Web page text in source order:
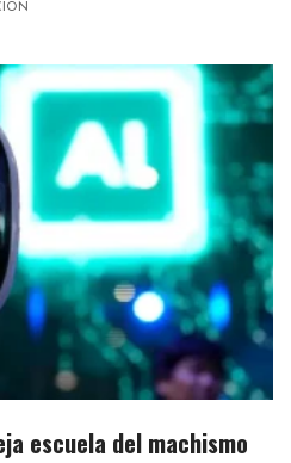
escuela del machismo